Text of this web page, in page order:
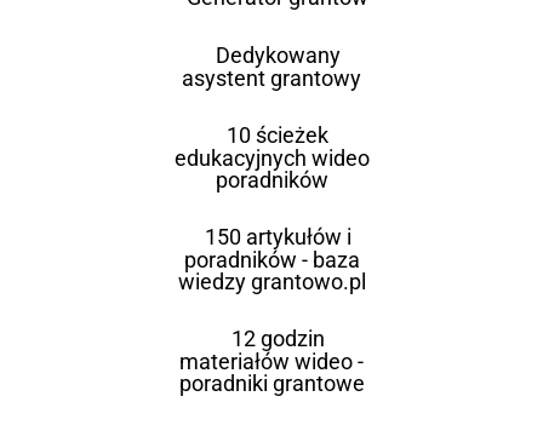
Dedykowany
asystent grantowy
10 ścieżek
edukacyjnych wideo
poradników
150 artykułów i
poradników - baza
wiedzy grantowo.pl
12 godzin
materiałów wideo -
poradniki grantowe